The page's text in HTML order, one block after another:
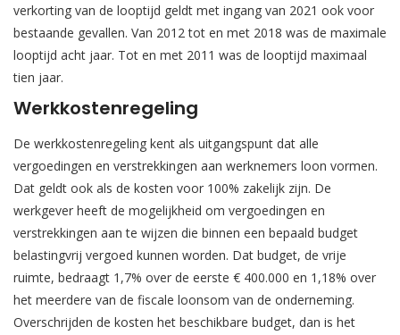
verkorting van de looptijd geldt met ingang van 2021 ook voor
bestaande gevallen. Van 2012 tot en met 2018 was de maximale
looptijd acht jaar. Tot en met 2011 was de looptijd maximaal
tien jaar.
Werkkostenregeling
De werkkostenregeling kent als uitgangspunt dat alle
vergoedingen en verstrekkingen aan werknemers loon vormen.
Dat geldt ook als de kosten voor 100% zakelijk zijn. De
werkgever heeft de mogelijkheid om vergoedingen en
verstrekkingen aan te wijzen die binnen een bepaald budget
belastingvrij vergoed kunnen worden. Dat budget, de vrije
ruimte, bedraagt 1,7% over de eerste € 400.000 en 1,18% over
het meerdere van de fiscale loonsom van de onderneming.
Overschrijden de kosten het beschikbare budget, dan is het